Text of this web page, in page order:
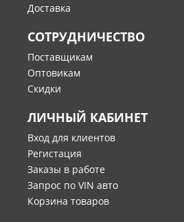
Доставка
СОТРУДНИЧЕСТВО
Поставщикам
Оптовикам
Скидки
ЛИЧНЫЙ КАБИНЕТ
Вход для клиентов
Регистация
Заказы в работе
Запрос по VIN авто
Корзина товаров